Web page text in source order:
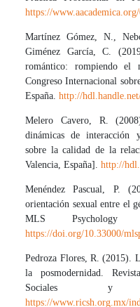
https://
Martínez Gómez, N.,
Giménez García, C.
romántico: rompiendo el
Congreso Internacional
España.http://
Melero Cavero, R.
dinámicas de interacción
sobre la calidad de la
Valencia, España].http://
Menéndez Pascual, P.
orientación sexual entre el
MLS Psychology
https://doi.org/10.33000/
Pedroza Flores, R. (2015).
la posmodernidad.
Sociales y
https://www.ricsh.org.mx/